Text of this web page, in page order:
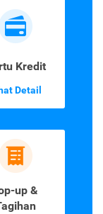
Kredit
Detail
up &